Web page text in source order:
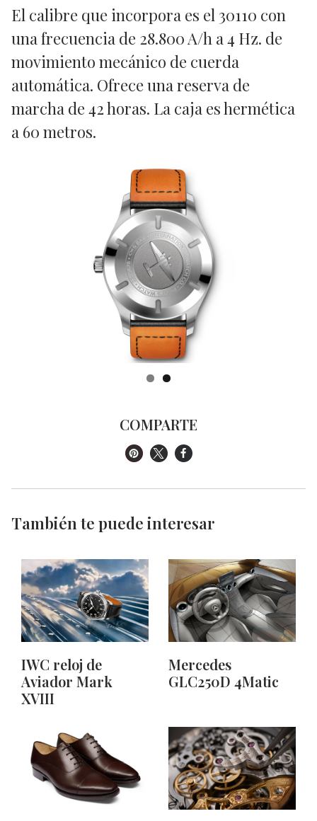
El calibre que incorpora es el 30110 con
una frecuencia de 28.800 A/h a 4 Hz. de
movimiento mecánico de cuerda
automática. Ofrece una reserva de
marcha de 42 horas. La caja es hermética
a 60 metros.
COMPARTE
También te puede interesar
IWC reloj de
Aviador Mark
XVIII
Mercedes
GLC250D 4Matic